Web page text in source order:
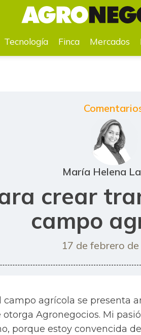
del campo agrícola
Tecnología Finca Mercados
María Helena
crear
campo
17 de febrero
campo agrícola se presenta
Agronegocios. Mi
porque estoy convencida